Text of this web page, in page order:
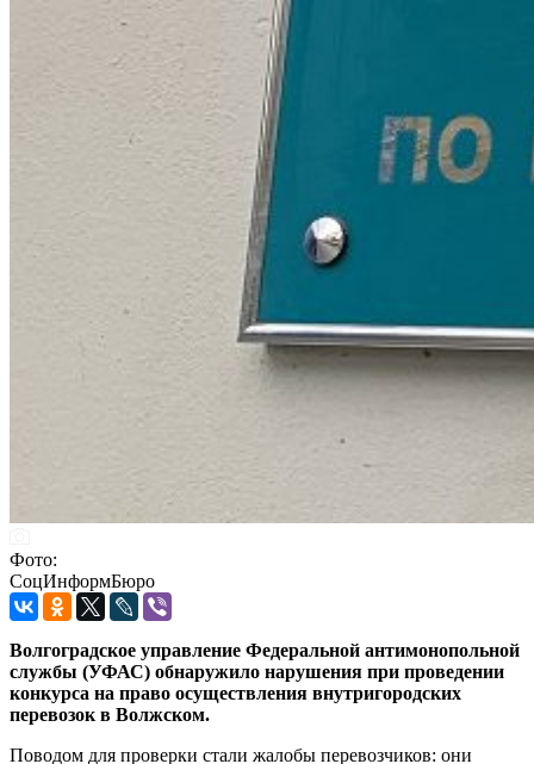
Фото:
СоцИнформБюро
Волгоградское управление Федеральной антимонопольной
службы (УФАС) обнаружило нарушения при проведении
конкурса на право осуществления внутригородских
перевозок в Волжском.
Поводом для проверки стали жалобы перевозчиков: они